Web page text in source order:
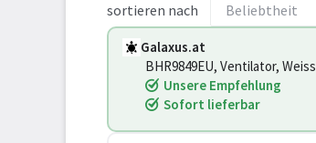
sortieren nach
Galaxus.at
BHR9849EU, Ventilator, Weiss
Unsere Empfehlung
Sofort lieferbar